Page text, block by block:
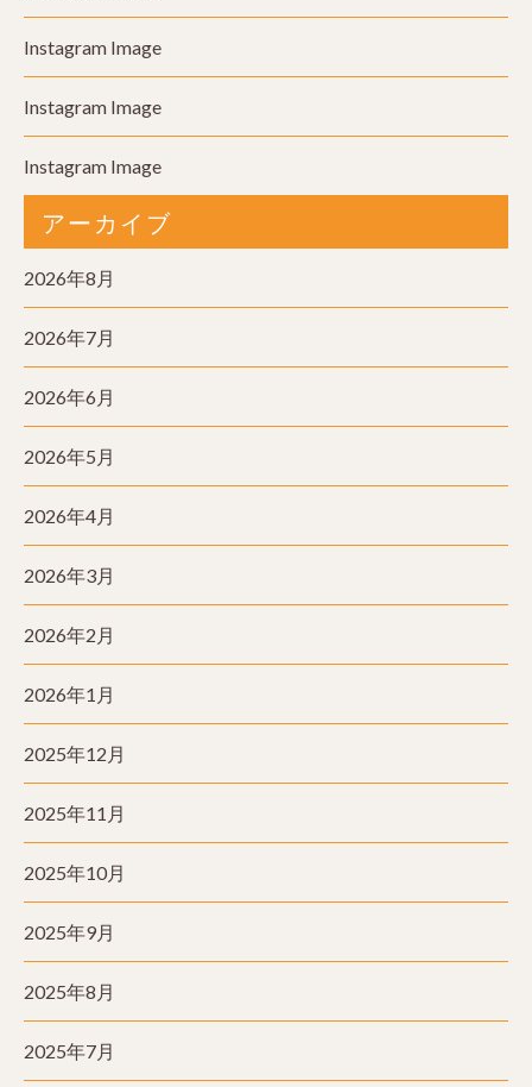
Instagram Image
Instagram Image
Instagram Image
アーカイブ
2026年8月
2026年7月
2026年6月
2026年5月
2026年4月
2026年3月
2026年2月
2026年1月
2025年12月
2025年11月
2025年10月
2025年9月
2025年8月
2025年7月